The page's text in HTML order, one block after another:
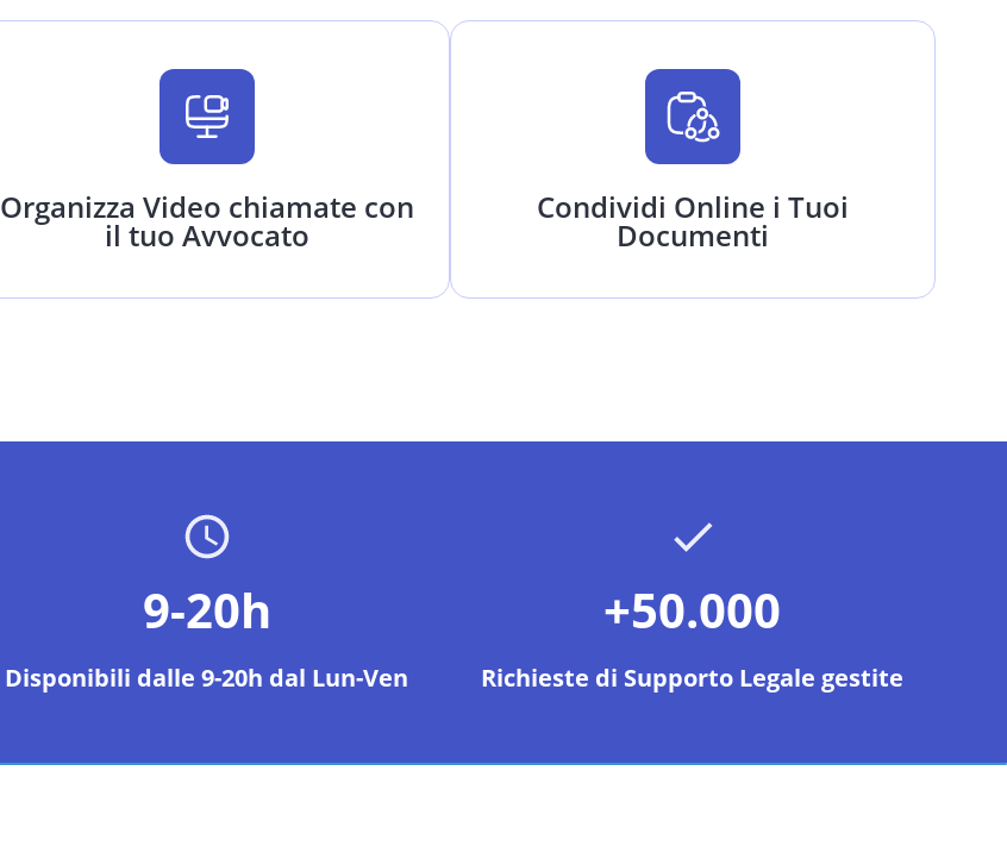
Organizza Video chiamate con
il tuo Avvocato
Condividi Online i Tuoi
Documenti
9-20h
Disponibili dalle 9-20h dal Lun-Ven
+50.000
Richieste di Supporto Legale gestite